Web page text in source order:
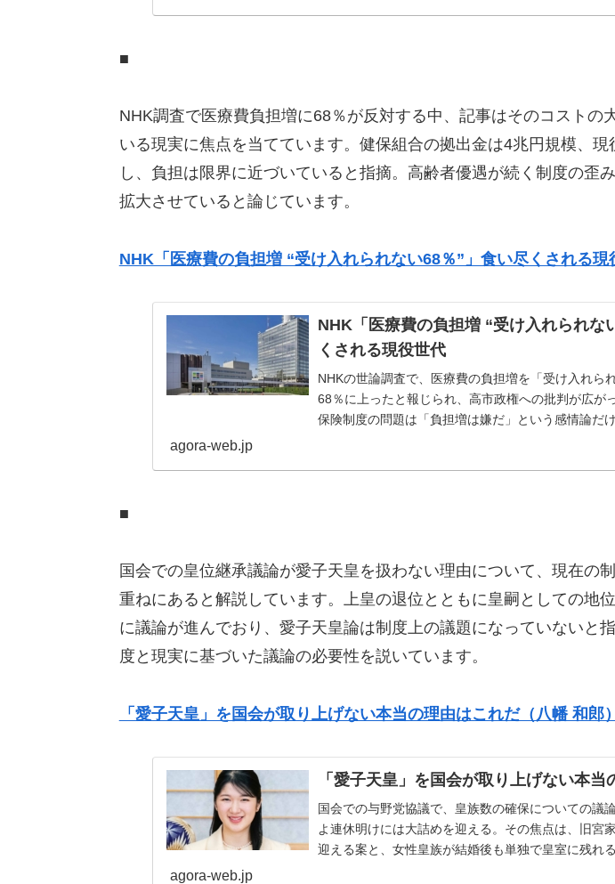
■
NHK調査で医療費負担増に68％が反対する中、記事はそのコストの
いる現実に焦点を当てています。健保組合の拠出金は4兆円規模、現
し、負担は限界に近づいていると指摘。高齢者優遇が続く制度の歪
拡大させていると論じています。
NHK「医療費の負担増 “受け入れられない68％”」食い尽くされる現
NHK「医療費の負担増 “受け入れられな
くされる現役世代
NHKの世論調査で、医療費の負担増を「受け入れら
68％に上ったと報じられ、高市政権への批判が広が
保険制度の問題は「負担増は嫌だ」という感情論だ
agora-web.jp
■
国会での皇位継承議論が愛子天皇を扱わない理由について、現在の
重ねにあると解説しています。上皇の退位とともに皇嗣としての地
に議論が進んでおり、愛子天皇論は制度上の議題になっていないと
度と現実に基づいた議論の必要性を説いています。
「愛子天皇」を国会が取り上げない本当の理由はこれだ（八幡 和郎）
「愛子天皇」を国会が取り上げない本当
国会での与野党協議で、皇族数の確保についての議
よ連休明けには大詰めを迎える。その焦点は、旧宮
迎える案と、女性皇族が結婚後も単独で皇室に残れ
agora-web.jp